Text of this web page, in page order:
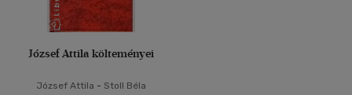
József Attila költeményei
József Attila - Stoll Béla